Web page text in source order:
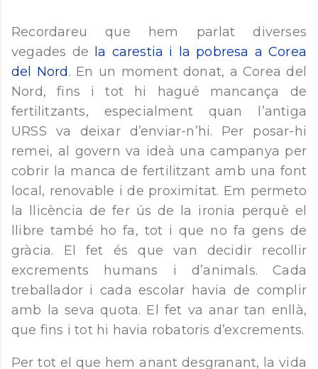
Recordareu que hem parlat diverses
vegades de
la carestia i la pobresa a Corea
del Nord . En un moment donat, a Corea del
Nord, fins i tot hi hagué mancança de
fertilitzants, especialment quan l’antiga
URSS va deixar d’enviar-n’hi. Per posar-hi
remei, al govern va ideà una campanya per
cobrir la manca de fertilitzant amb una font
local, renovable i de proximitat. Em permeto
la llicència de fer ús de la ironia perquè el
llibre també ho fa, tot i que no fa gens de
gràcia. El fet és que van decidir recollir
excrements humans i d’animals. Cada
treballador i cada escolar havia de complir
amb la seva quota. El fet va anar tan enllà,
que fins i tot hi havia robatoris d’excrements.
Per tot el que hem anant desgranant, la vida